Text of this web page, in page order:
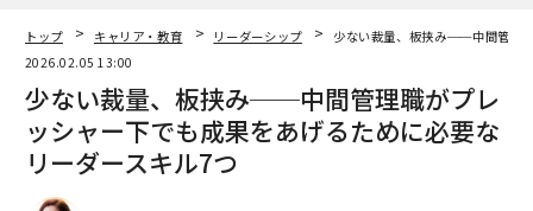
トップ キャリア・教育 リーダーシップ
少ない裁量、板挟み──中間管理
2026.02.05 13:00
少ない裁量、板挟み──中間管理職がプレ
ッシャー下でも成果をあげるために必要な
リーダースキル7つ